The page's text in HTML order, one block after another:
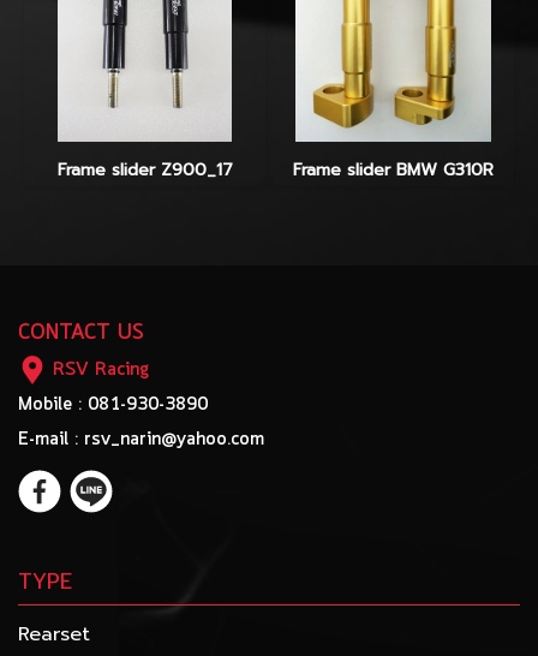
Frame slider Z900_17 Frame slider BMW G310R
CONTACT US
RSV Racing
Mobile : 081-930-3890
E-mail : rsv_narin@yahoo.com
TYPE
Rearset